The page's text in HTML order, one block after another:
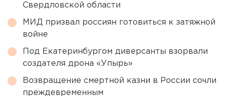
Свердловской области
МИД призвал россиян готовиться к затяжной
войне
Под Екатеринбургом диверсанты взорвали
создателя дрона «Упырь»
Возвращение смертной казни в России сочли
преждевременным